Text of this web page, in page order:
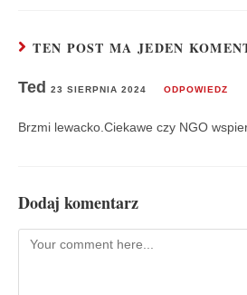
TEN POST MA JEDEN
Ted 23 SIERPNIA 2024 ODPOWIEDZ
Brzmi lewacko.Ciekawe czy NGO
Dodaj komentarz